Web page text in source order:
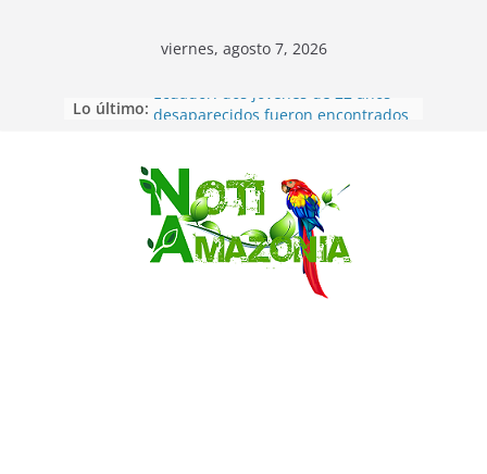
Saltar
viernes, agosto 7, 2026
Lo último: Ecuador: dos jóvenes de 22 años
Sentencian a 34 años de prisión a
implicados en caso de Alison,
oriunda de Tena
Vozinha, el arquero sensación de
cabo Verde, ya llegó para
incorporarse a Colo Colo de Chile
Pastaza: la parroquia Diez de